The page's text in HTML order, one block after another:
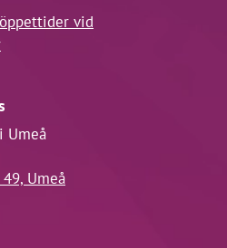
vid
Umeå
Umeå